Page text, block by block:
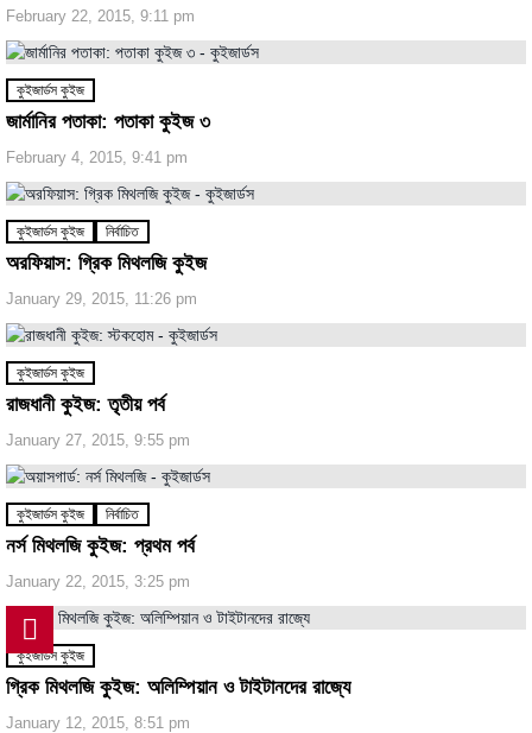
February 22, 2015, 9:11 pm
কুইজার্ডস কুইজ
জার্মানির পতাকা: পতাকা কুইজ ৩
February 4, 2015, 9:41 pm
কুইজার্ডস কুইজ নির্বাচিত
অরফিয়াস: গ্রিক মিথলজি কুইজ
January 29, 2015, 11:26 pm
কুইজার্ডস কুইজ
রাজধানী কুইজ: তৃতীয় পর্ব
January 27, 2015, 9:55 pm
কুইজার্ডস কুইজ নির্বাচিত
নর্স মিথলজি কুইজ: প্রথম পর্ব
January 22, 2015, 3:25 pm
কুইজার্ডস কুইজ
গ্রিক মিথলজি কুইজ: অলিম্পিয়ান ও টাইটানদের রাজ্যে
January 12, 2015, 8:51 pm